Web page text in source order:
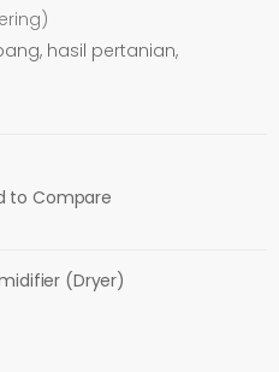
hasil pertanian,
to Compare
(Dryer)